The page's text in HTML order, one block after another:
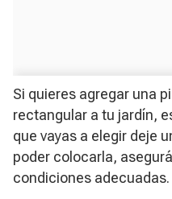
Si quieres agregar una
rectangular a tu jardín,
que vayas a elegir deje
poder colocarla,
condiciones adecuadas.